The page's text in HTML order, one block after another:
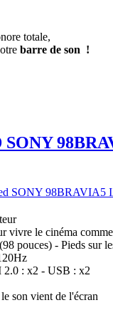
totale,
barre de son !
SONY
vivre le cinéma
pouces) - Pieds sur
: x2 - USB : x2
son vient de l'écran